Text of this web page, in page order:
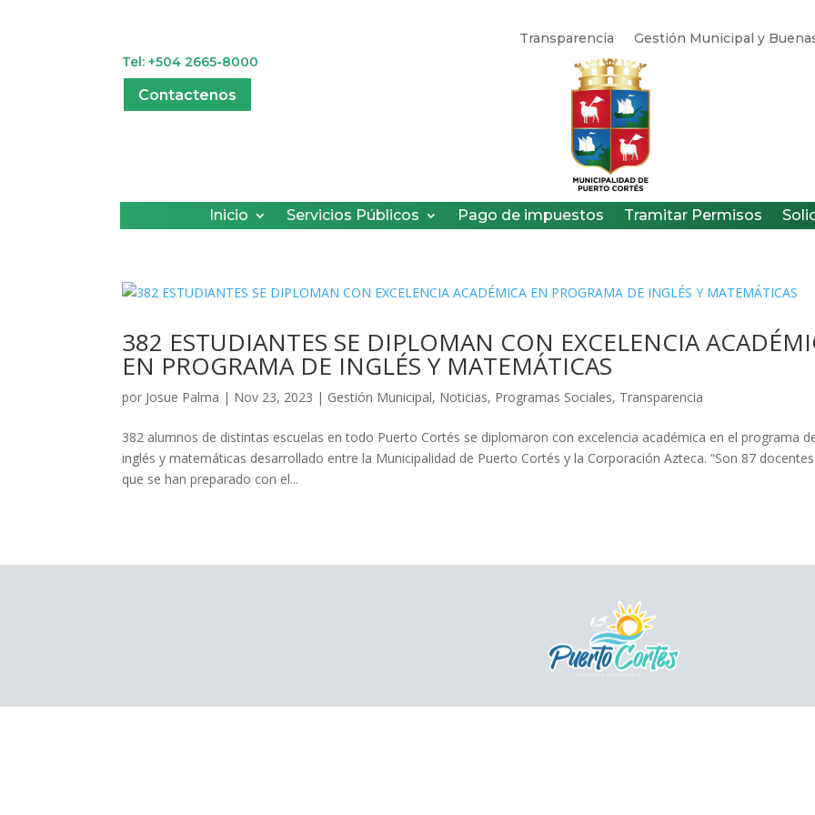
Transparencia Gestión Municipal y
Tel: +504 2665-8000
Contactenos
Inicio Servicios Públicos Pago de impuestos Tramitar Permisos
382 ESTUDIANTES SE DIPLOMAN CON EXCELENCIA
EN PROGRAMA DE INGLÉS Y MATEMÁTICAS
por Josue Palma | Nov 23, 2023 | Gestión Municipal, Noticias, Programas Sociales, Transparencia
382 alumnos de distintas escuelas en todo Puerto Cortés se diplomaron con excelencia académica en el programa
inglés y matemáticas desarrollado entre la Municipalidad de Puerto Cortés y la Corporación Azteca. “Son 87
que se han preparado con el...